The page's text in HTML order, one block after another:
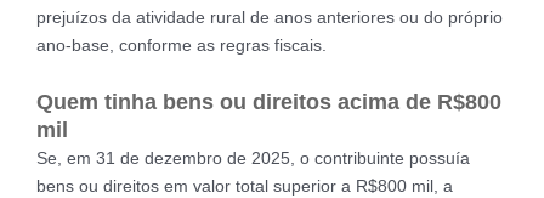
prejuízos da atividade rural de anos anteriores ou do próprio
ano-base, conforme as regras fiscais.
Quem tinha bens ou direitos acima de R$800
mil
Se, em 31 de dezembro de 2025, o contribuinte possuía
bens ou direitos em valor total superior a R$800 mil, a